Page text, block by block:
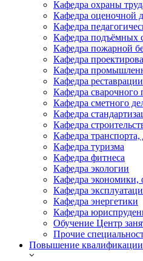
Кафедра охраны
Кафедра оценочной
Кафедра
Кафедра подъёмных
Кафедра пожарной
Кафедра
Кафедра
Кафедра реставрации
Кафедра сварочного
Кафедра сметного
Кафедра
Кафедра
Кафедра транспорта,
Кафедра туризма
Кафедра фитнеса
Кафедра экологии
Кафедра экономики,
Кафедра
Кафедра энергетики
Кафедра
Обучение Центр
Прочие
Повышение квалификации